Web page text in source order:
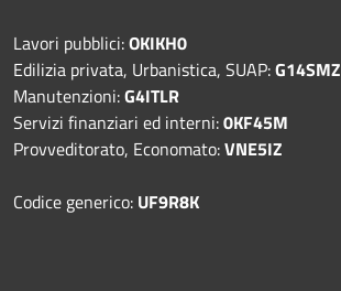
Lavori pubblici:OKIKH0
Edilizia privata, Urbanistica, SUAP:G14SMZ
Manutenzioni:G4ITLR
Servizi finanziari ed interni:0KF45M
Provveditorato, Economato:VNE5IZ
Codice generico: UF9R8K